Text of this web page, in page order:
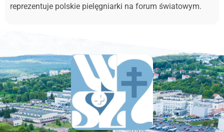
reprezentuje polskie pielęgniarki na forum światowym.